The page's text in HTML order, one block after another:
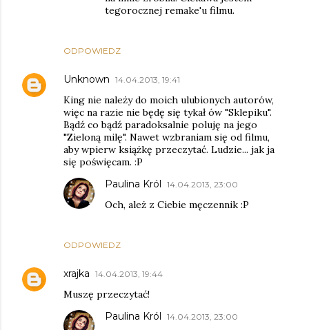
ODPOWIEDZ
tegorocznej remake'u filmu.
Unknown 14.04.2013, 19:41
King nie należy do moich ulubionych autorów,
więc na razie nie będę się tykał ów "Sklepiku".
Bądź co bądź paradoksalnie poluję na jego
"Zieloną milę". Nawet wzbraniam się od filmu,
aby wpierw książkę przeczytać. Ludzie... jak ja
się poświęcam. :P
ODPOWIEDZ
Paulina Król 14.04.2013, 23:00
Och, ależ z Ciebie męczennik :P
xrajka 14.04.2013, 19:44
Muszę przeczytać!
Paulina Król 14.04.2013, 23:00